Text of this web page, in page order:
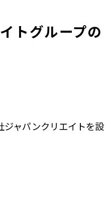
トグループの
ジャパンクリエイトを設